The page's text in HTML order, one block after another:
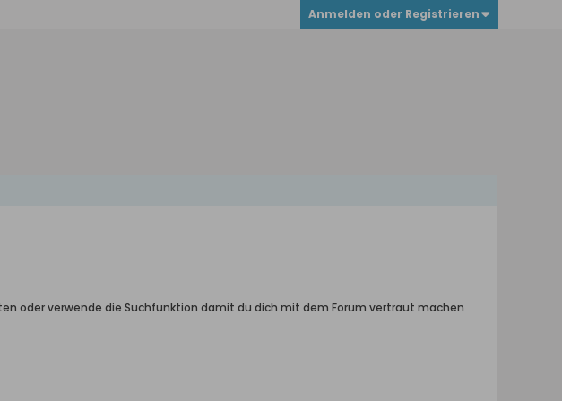
Anmelden oder Registrieren
oder verwende die Suchfunktion damit du dich mit dem Forum vertraut machen